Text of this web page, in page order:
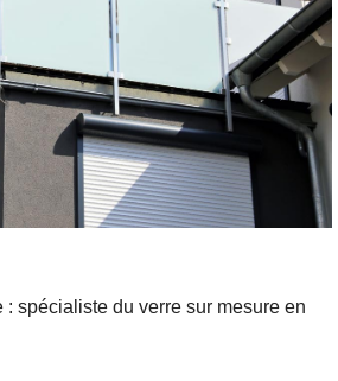
: spécialiste du verre sur mesure en